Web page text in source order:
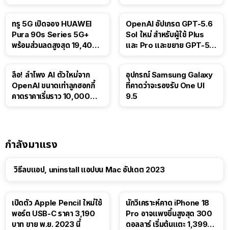
ทรู 5G เปิดจอง HUAWEI
Pura 90s Series 5G+
พร้อมส่วนลดสูงสุด 19,400
OpenAI อัปเกรด GPT-5.6
Sol ใหม่ สำหรับผู้ใช้ Plus
และ Pro และขยาย GPT-5.6
ลือ! ลำโพง AI ตัวใหม่จาก
OpenAI ขนาดเท่าลูกฮอกกี้
คาดราคาเริ่มราว 10,000
อุปกรณ์ Samsung Galaxy
ที่คาดว่าจะรองรับ One UI
9.5
กำลังมาแรง
วิธีลบแอป, uninstall แอปบน Mac อัปเดต 2023
เปิดตัว Apple Pencil ใหม่ใช้
พอร์ต USB-C ราคา 3,190
บาท ขาย พ.ย. 2023 นี้
นักวิเคราะห์คาด iPhone 18
Pro อาจแพงขึ้นสูงสุด 300
ดอลลาร์ เริ่มต้นแตะ 1,399